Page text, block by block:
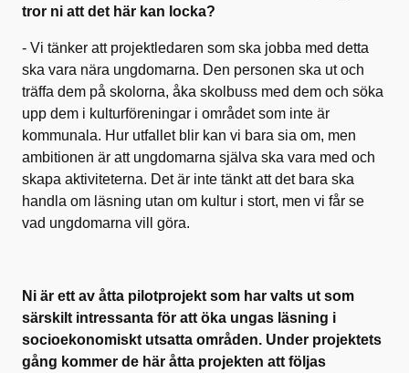
tror ni att det här kan locka?
- Vi tänker att projektledaren som ska jobba med detta
ska vara nära ungdomarna. Den personen ska ut och
träffa dem på skolorna, åka skolbuss med dem och söka
upp dem i kulturföreningar i området som inte är
kommunala. Hur utfallet blir kan vi bara sia om, men
ambitionen är att ungdomarna själva ska vara med och
skapa aktiviteterna. Det är inte tänkt att det bara ska
handla om läsning utan om kultur i stort, men vi får se
vad ungdomarna vill göra.
Ni är ett av åtta pilotprojekt som har valts ut som
särskilt intressanta för att öka ungas läsning i
socioekonomiskt utsatta områden. Under projektets
gång kommer de här åtta projekten att följas